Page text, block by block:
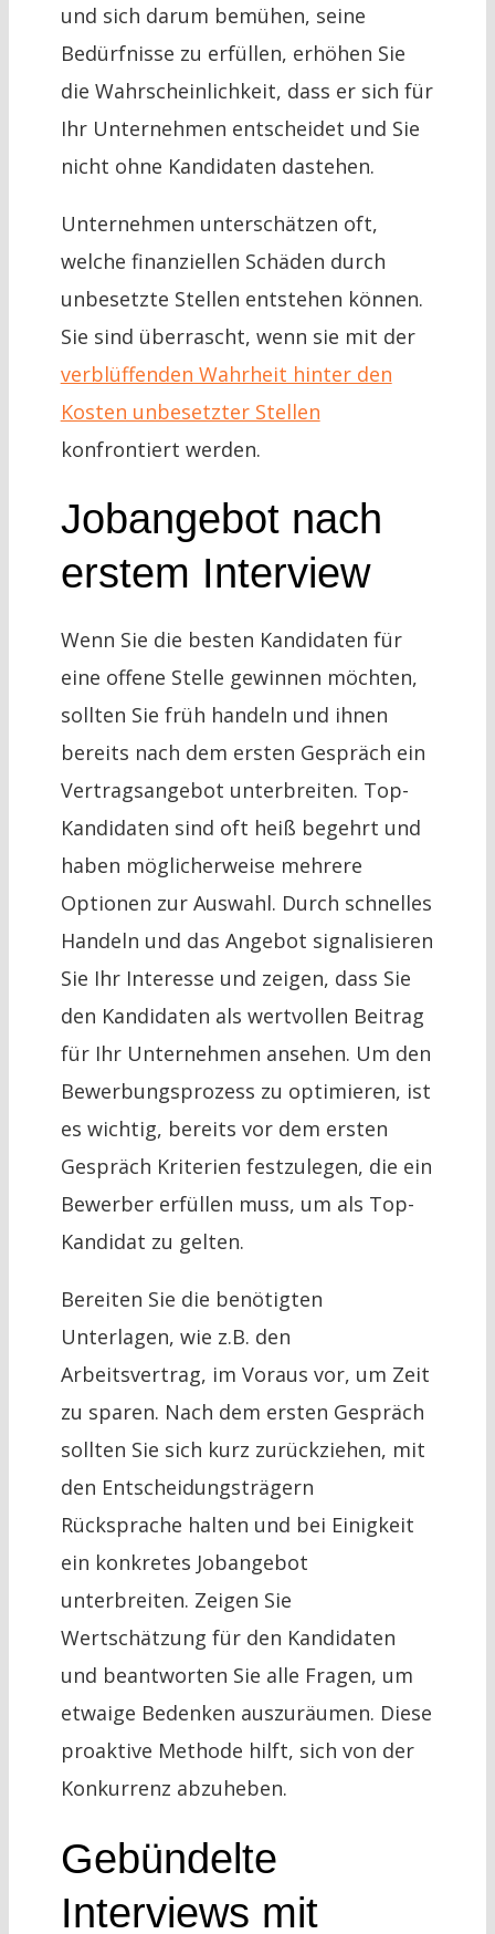
und sich darum bemühen, seine
Bedürfnisse zu erfüllen, erhöhen Sie
die Wahrscheinlichkeit, dass er sich für
Ihr Unternehmen entscheidet und Sie
nicht ohne Kandidaten dastehen.
Unternehmen unterschätzen oft,
welche finanziellen Schäden durch
unbesetzte Stellen entstehen können.
Sie sind überrascht, wenn sie mit der
verblüffenden Wahrheit hinter den
Kosten unbesetzter Stellen
konfrontiert werden.
Jobangebot nach
erstem Interview
Wenn Sie die besten Kandidaten für
eine offene Stelle gewinnen möchten,
sollten Sie früh handeln und ihnen
bereits nach dem ersten Gespräch ein
Vertragsangebot unterbreiten. Top-
Kandidaten sind oft heiß begehrt und
haben möglicherweise mehrere
Optionen zur Auswahl. Durch schnelles
Handeln und das Angebot signalisieren
Sie Ihr Interesse und zeigen, dass Sie
den Kandidaten als wertvollen Beitrag
für Ihr Unternehmen ansehen. Um den
Bewerbungsprozess zu optimieren, ist
es wichtig, bereits vor dem ersten
Gespräch Kriterien festzulegen, die ein
Bewerber erfüllen muss, um als Top-
Kandidat zu gelten.
Bereiten Sie die benötigten
Unterlagen, wie z.B. den
Arbeitsvertrag, im Voraus vor, um Zeit
zu sparen. Nach dem ersten Gespräch
sollten Sie sich kurz zurückziehen, mit
den Entscheidungsträgern
Rücksprache halten und bei Einigkeit
ein konkretes Jobangebot
unterbreiten. Zeigen Sie
Wertschätzung für den Kandidaten
und beantworten Sie alle Fragen, um
etwaige Bedenken auszuräumen. Diese
proaktive Methode hilft, sich von der
Konkurrenz abzuheben.
Gebündelte
Interviews mit